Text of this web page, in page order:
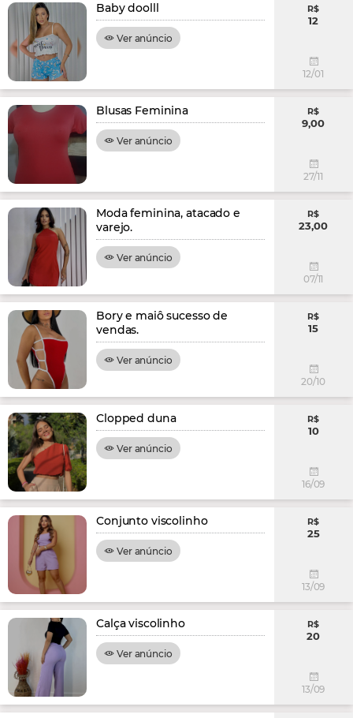
Baby doolll
Ver anúncio
R$
12
12/01
Blusas Feminina
Ver anúncio
R$
9,00
27/11
Moda feminina, atacado e
varejo.
Ver anúncio
R$
23,00
07/11
Bory e maiô sucesso de
vendas.
Ver anúncio
R$
15
20/10
Clopped duna
Ver anúncio
R$
10
16/09
Conjunto viscolinho
Ver anúncio
R$
25
13/09
Calça viscolinho
Ver anúncio
R$
20
13/09